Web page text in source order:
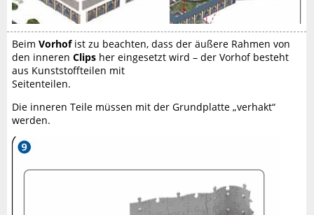
BeimVorhofist zu beachten, dass der äußere Rahmen von
den innerenClips her eingesetzt wird – der Vorhof besteht
aus Kunststoffteilen mit
Seitenteilen.
Die inneren Teile müssen mit der Grundplatte „verhakt“
werden.